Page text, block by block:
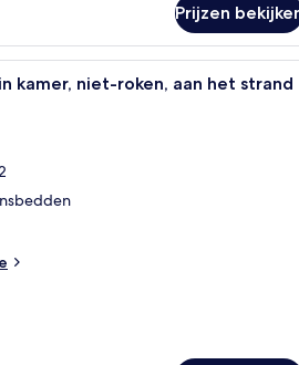
Prijzen
Een hotelkamer met twee
kamer, niet-roken, aan het strand